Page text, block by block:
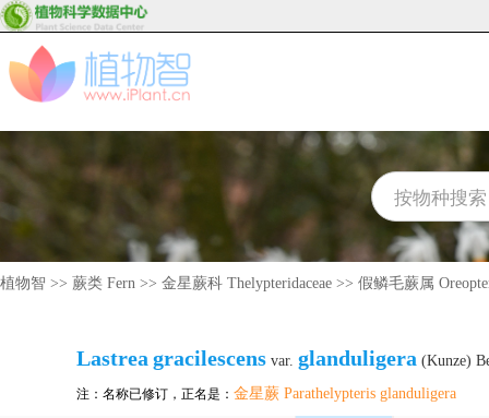
植物智 >> 蕨类 Fern >> 金星蕨科 Thelypteridaceae >> 假鳞毛蕨属
Lastrea gracilescens var. glanduligera (Kunze)
注：名称已修订，正名是： 金星蕨 Parathelypteris glanduligera